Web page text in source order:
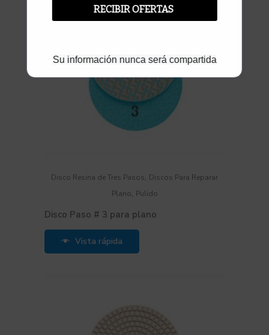
Disco Resina de Tres Pasos, Discos Para Reparar
Plano, Pulido
Disco Paso # 3 para plano
Vista rápida
RECIBIR OFERTAS
Su información nunca será compartida